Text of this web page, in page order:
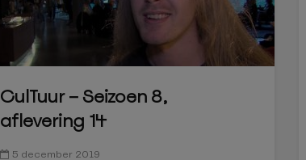
CulTuur – Seizoen 8,
aflevering 14
5 december 2019